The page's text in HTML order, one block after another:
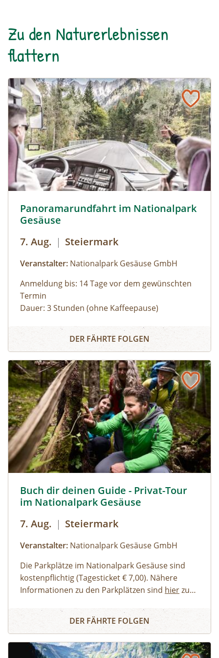
Zu den Naturerlebnissen
flattern
Panoramarundfahrt im Nationalpark
Gesäuse
7. Aug. | Steiermark
Veranstalter: Nationalpark Gesäuse GmbH
Anmeldung bis: 14 Tage vor dem gewünschten
Termin
Dauer: 3 Stunden (ohne Kaffeepause)
Gesäuse mit Nationalpark Ranger:in – wilde
Natur und besondere Orte.
Bus muss gestellt werden. Auf Wunsch ist eine
Kaffeepause im Nationalpark Pavillon
Gstatterboden möglich (nicht im Preis
inkludiert, muss selbst organisiert
werden).Wetterfeste Bekleidung und festes
Schuhwerk für Zwischenstopps ist
empfehlenswert.
Panoramarundfahrt im Nationalpark Gesäuse
DER FÄHRTE FOLGEN
Buch dir deinen Guide - Privat-Tour
im Nationalpark Gesäuse
7. Aug. | Steiermark
Veranstalter: Nationalpark Gesäuse GmbH
Die Parkplätze im Nationalpark Gesäuse sind
kostenpflichtig (Tagesticket € 7,00). Nähere
Informationen zu den Parkplätzen sind hierzu
den Nationalpark Gesäuse stehen
zur
Familien, Erwachsene mit Kindern
Kinder und Jugendliche
Buch dir deinen Guide - Privat-Tour im Nationalpark
DER FÄHRTE FOLGEN